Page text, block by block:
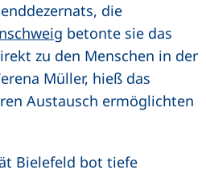
die
(externer Link, öffnet
betonte sie das
zu den Menschen in der
Müller, hieß das
Austausch ermöglichten
neues Fenster)
Bielefeld bot tiefe